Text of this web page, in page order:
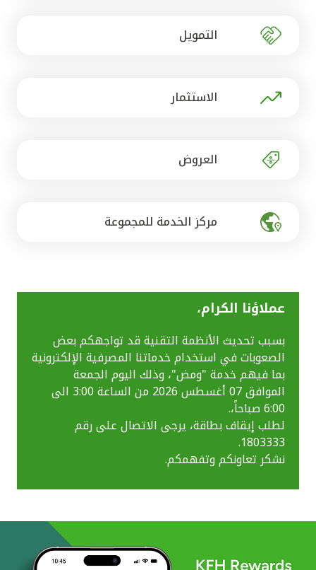
مصر
التمويل
الاستثمار
العروض
مركز الخدمة للمجموعة
عملاؤنا الكرام،
بسبب تحديث الأنظمة التقنية قد تواجهكم بعض
الصعوبات في استخدام خدماتنا المصرفية الإلكترونية
بما فيهم خدمة "ومض"، وذلك اليوم الجمعة
الموافق 07 أغسطس 2026 من الساعة 3:00 الى
6:00 صباحاً،.
لطلب إيقاف بطاقة، يرجى الاتصال على رقم
1803333.
نشكر تعاونكم وتفهمكم.